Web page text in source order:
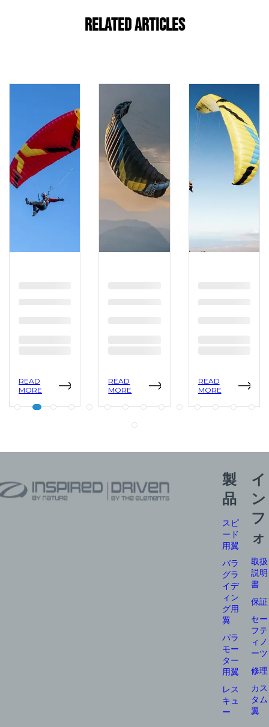
Related Articles
READ
MORE
READ
MORE
READ
MORE
製
品
スピ
ード
用翼
パラ
グラ
イデ
ィン
グ用
翼
パラ
モー
ター
用翼
レス
キュ
ー
イ
ン
フ
ォ
取扱
説明
書
保証
セー
フテ
ィノ
ーツ
修理
カス
タム
翼